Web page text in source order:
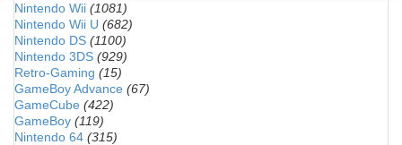
Nintendo Wii (1081)
Nintendo Wii U (682)
Nintendo DS (1100)
Nintendo 3DS (929)
Retro-Gaming (15)
GameBoy Advance (67)
GameCube (422)
GameBoy (119)
Nintendo 64 (315)